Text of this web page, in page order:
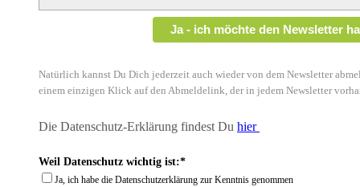
Ja - ich möchte den Newsletter
Natürlich kannst Du Dich jederzeit auch wieder von dem Newsletter
einem einzigen Klick auf den Abmeldelink, der in jedem Newsletter
Die Datenschutz-Erklärung findest Du hier
Weil Datenschutz wichtig ist:*
Ja, ich habe die Datenschutzerklärung zur Kenntnis genommen